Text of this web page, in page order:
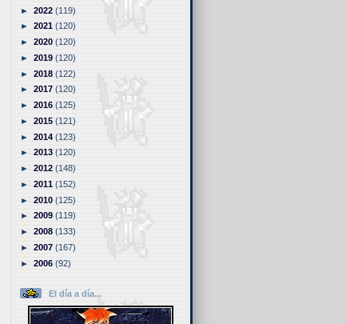
►2022(119)
►2021(120)
►2020(120)
►2019(120)
►2018(122)
►2017(120)
►2016(125)
►2015(121)
►2014(123)
►2013(120)
►2012(148)
►2011(152)
►2010(125)
►2009(119)
►2008(133)
►2007(167)
►2006(92)
El día a día...